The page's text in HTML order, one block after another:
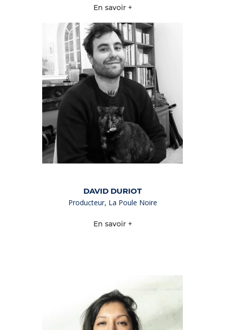
En savoir +
DAVID DURIOT
Producteur, La Poule Noire
En savoir +